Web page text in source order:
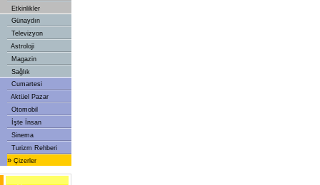
Etkinlikler
Günaydın
Televizyon
Astroloji
Magazin
Sağlık
Cumartesi
Aktüel Pazar
Otomobil
İşte İnsan
Sinema
Turizm Rehberi
» Çizerler